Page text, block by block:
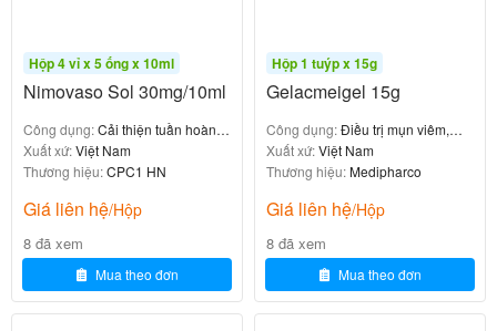
Gi
á:
7
5.
0
0
h
gi
ữ
vi
ê
m
à
n
g
ất
tại
Vi
N
a
th
eo
g
o
2
tu
ổi
Thuốc Fosmitic 5ml điều trị viêm t
ai giữa
Hộp 4 vỉ x 5 ống x 10ml
Nimovaso Sol 30mg/10ml
Công dụng:Cải thiện tuần hoàn
não
Xuất xứ:Việt Nam
Thương hiệu:CPC1 HN
Giá liên hệ/Hộp
8 đã xem
Mua theo đơn
Hộp 1 tuýp x 15g
Gelacmeigel 15g
Công dụng:Điều trị mụn viêm,
mụn mủ, mụn trứng cá đỏ
Xuất xứ:Việt Nam
Thương hiệu:Medipharco
Giá liên hệ/Hộp
8 đã xem
Mua theo đơn